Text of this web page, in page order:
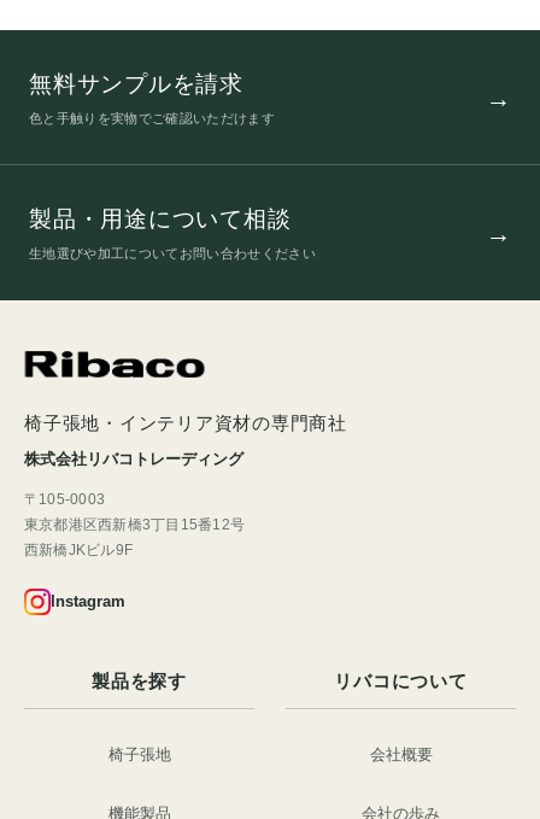
無料サンプルを請求
色と手触りを実物でご確認いただけます
製品・用途について相談
生地選びや加工についてお問い合わせください
椅子張地・インテリア資材の専門商社
株式会社リバコトレーディング
〒105-0003
東京都港区西新橋3丁目15番12号
西新橋JKビル9F
Instagram
製品を探す
椅子張地
機能製品
リバコについて
会社概要
会社の歩み